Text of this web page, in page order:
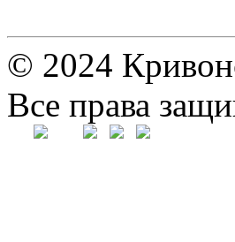
© 2024
Все права